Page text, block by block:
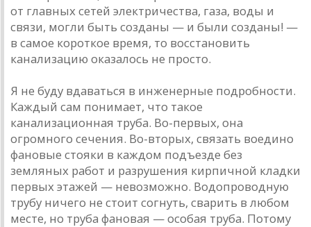
от главных сетей электричества, газа, воды и
связи, могли быть созданы — и были созданы! —
в самое короткое время, то восстановить
канализацию оказалось не просто.
Я не буду вдаваться в инженерные подробности.
Каждый сам понимает, что такое
канализационная труба. Во-первых, она
огромного сечения. Во-вторых, связать воедино
фановые стояки в каждом подъезде без
земляных работ и разрушения кирпичной кладки
первых этажей — невозможно. Водопроводную
трубу ничего не стоит согнуть, сварить в любом
месте, но труба фановая — особая труба. Потому